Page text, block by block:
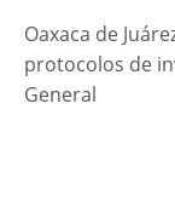
Oaxaca de
protocolos de
General